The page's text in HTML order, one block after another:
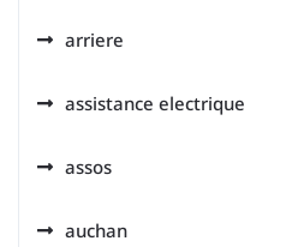
arriere
assistance electrique
assos
auchan